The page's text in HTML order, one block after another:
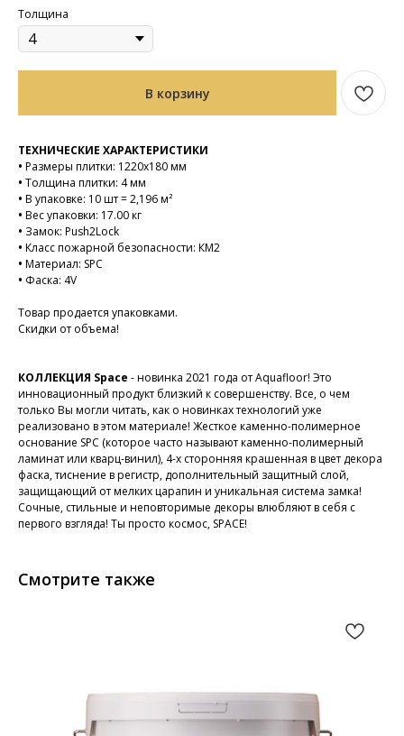
Толщина
В корзину
ТЕХНИЧЕСКИЕ ХАРАКТЕРИСТИКИ
• Размеры плитки: 1220х180 мм
• Толщина плитки: 4 мм
• В упаковке: 10 шт = 2,196 м²
• Вес упаковки: 17.00 кг
• Замок: Push2Lock
• Класс пожарной безопасности: КМ2
• Материал: SPC
• Фаска: 4V
Товар продается упаковками.
Скидки от объема!
КОЛЛЕКЦИЯ Space - новинка 2021 года от Aquafloor! Это
инновационный продукт близкий к совершенству. Все, о чем
только Вы могли читать, как о новинках технологий уже
реализовано в этом материале! Жесткое каменно-полимерное
основание SPC (которое часто называют каменно-полимерный
ламинат или кварц-винил), 4-х сторонняя крашенная в цвет декора
фаска, тиснение в регистр, дополнительный защитный слой,
защищающий от мелких царапин и уникальная система замка!
Сочные, стильные и неповторимые декоры влюбляют в себя с
первого взгляда! Ты просто космос, SPACE!
Смотрите также